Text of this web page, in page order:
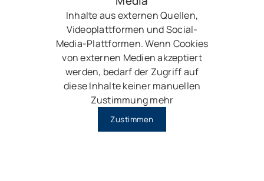
Inhalte aus externen Quellen,
Videoplattformen und Social-
Media-Plattformen. Wenn Cookies
von externen Medien akzeptiert
werden, bedarf der Zugriff auf
diese Inhalte keiner manuellen
Zustimmung mehr
Zustimmen